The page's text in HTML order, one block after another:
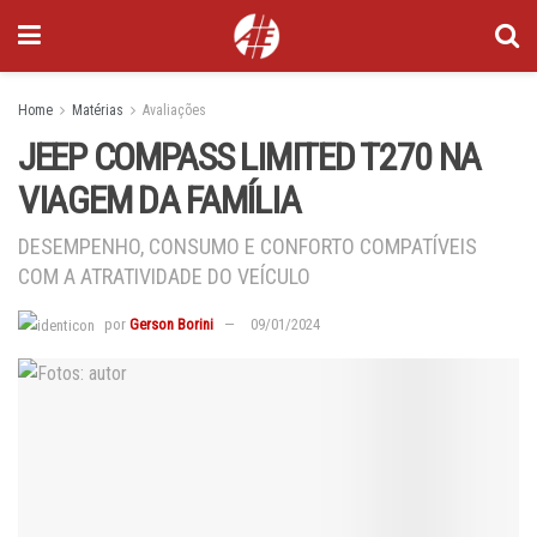
Home Matérias Avaliações
JEEP COMPASS LIMITED T270 NA
VIAGEM DA FAMÍLIA
DESEMPENHO, CONSUMO E CONFORTO COMPATÍVEIS
COM A ATRATIVIDADE DO VEÍCULO
por Gerson Borini 09/01/2024